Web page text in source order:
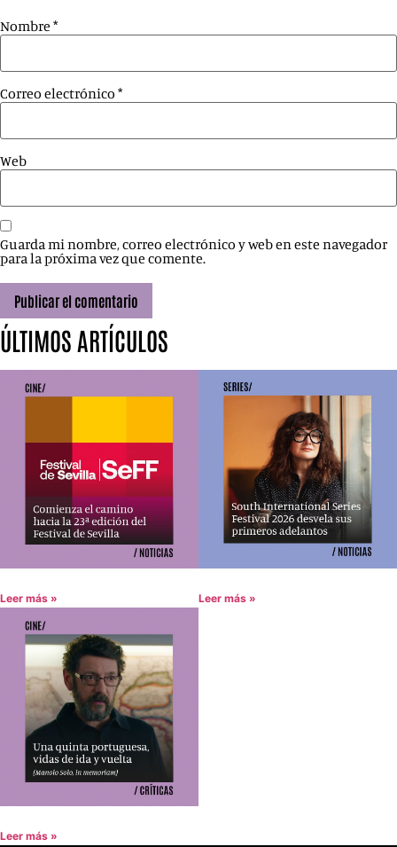
Nombre *
Correo electrónico *
Web
Guarda mi nombre, correo electrónico y web en este navegador
para la próxima vez que comente.
ÚLTIMOS ARTÍCULOS
Leer más » Leer más »
Leer más »